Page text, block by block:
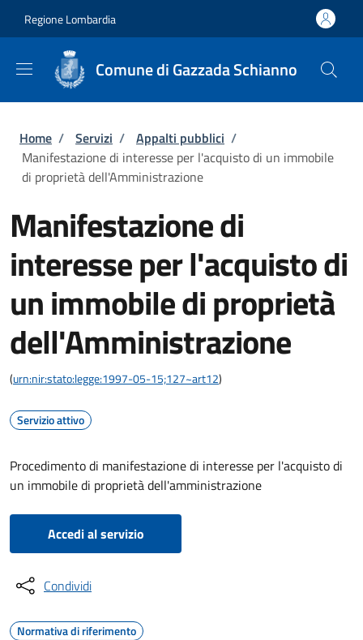
Regione Lombardia
Comune di Gazzada Schianno
Briciole di pane
Home / Servizi / Appalti pubblici /
Manifestazione di interesse per l'acquisto di un immobile
di proprietà dell'Amministrazione
Manifestazione di
interesse per l'acquisto di
un immobile di proprietà
dell'Amministrazione
(urn:nir:stato:legge:1997-05-15;127~art12)
Servizio attivo
Procedimento di manifestazione di interesse per l'acquisto di
un immobile di proprietà dell'amministrazione
Accedi al servizio
Condividi
Normativa di riferimento